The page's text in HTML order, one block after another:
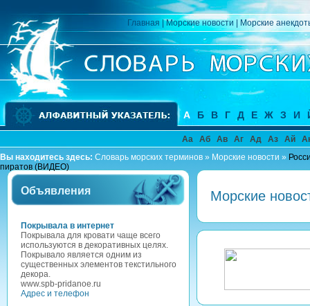
Главная |Морские новости Морские
А Б В Г Д Е Ж З И
Аа Аб Ав Аг Ад Аз Ай
Вы находитесь здесь: Словарь морских терминов » Морские новости »
пиратов (ВИДЕО)
Объявления
Покрывала в интернет
Покрывала для кровати чаще всего
используются в декоративных целях.
Покрывало является одним из
существенных элементов текстильного
декора.
www.spb-pridanoe.ru
Адрес и телефон
Морские